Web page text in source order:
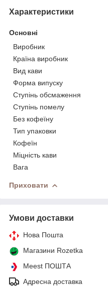
Характеристики
Основні
Виробник
Країна виробник
Вид кави
Форма випуску
Ступінь обсмаження
Ступінь помелу
Без кофеїну
Тип упаковки
Кофеїн
Міцність кави
Вага
Приховати
Умови доставки
Нова Пошта
Магазини Rozetka
Meest ПОШТА
Адресна доставка